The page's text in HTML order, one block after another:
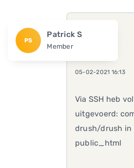
PS
Patrick S
Member
05-02-2021 16:13
Via SSH heb
uitgevoerd:
drush/drush in
public_html